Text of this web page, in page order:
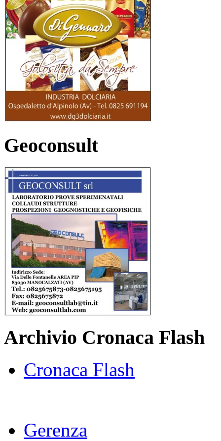
Geoconsult
Archivio Cronaca Flash
Cronaca Flash
Gerenza